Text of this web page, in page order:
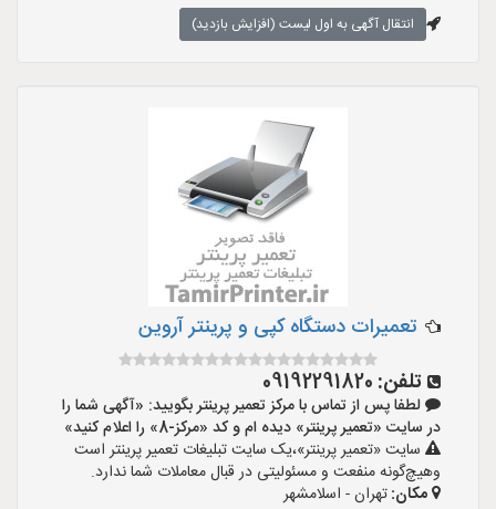
انتقال آگهی به اول لیست (افزایش بازدید)
تعمیرات دستگاه کپی و پرینتر آروین
تلفن: 09192291820
لطفا پس از تماس با مرکز تعمیر پرینتر بگویید: «آگهی شما را
در سایت «تعمیر پرینتر» دیده ام و کد «مرکز-8» را اعلام کنید»
سایت «تعمیر پرینتر»،یک سایت تبلیغات تعمیر پرینتر است
وهیچ‌گونه منفعت و مسئولیتی در قبال معاملات شما ندارد.
مکان:تهران - اسلامشهر